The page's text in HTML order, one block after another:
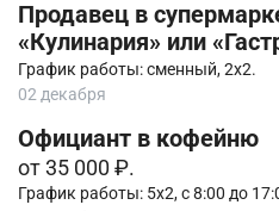
Продавец в
«Кулинария» или
График работы: сменный, 2х2.
02 декабря
Официант в кофейню
от 35 000 ₽.
График работы: 5х2, с 8:00 до